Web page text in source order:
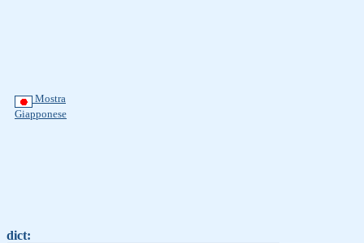
Mostra
Giapponese
dict: